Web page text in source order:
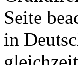
Seite
in